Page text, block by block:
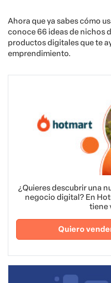
Ahora que ya sabes cómo
conoce 66 ideas de nichos
productos digitales que te
emprendimiento.
¿Quieres descubrir una
negocio digital? En
tiene
Quiero